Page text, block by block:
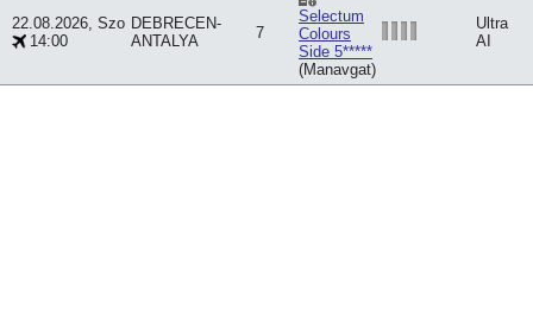
22.08.2026, Szo
14:00
DEBRECEN-
ANTALYA
7
Selectum
Colours
Side 5*****
(Manavgat)
Ultra
AI